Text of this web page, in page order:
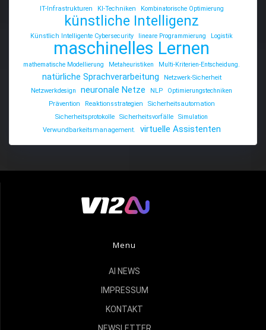
IT-Infrastrukturen
KI-Techniken Kombinatorische Optimierung
künstliche Intelligenz
Künstlich Intelligente Cybersecurity lineare Programmierung Logistik
maschinelles Lernen
mathematische Modellierung Metaheuristiken Multi-Kriterien-Entscheidung.
natürliche Sprachverarbeitung
Netzwerk-Sicherheit
Netzwerkdesign
neuronale Netze NLP
Optimierungstechniken
Prävention
Reaktionsstrategien
Sicherheitsautomation
Sicherheitsprotokolle
Sicherheitsvorfälle
Simulation
Verwundbarkeitsmanagement.
virtuelle Assistenten
Menu
AI NEWS
IMPRESSUM
KONTAKT